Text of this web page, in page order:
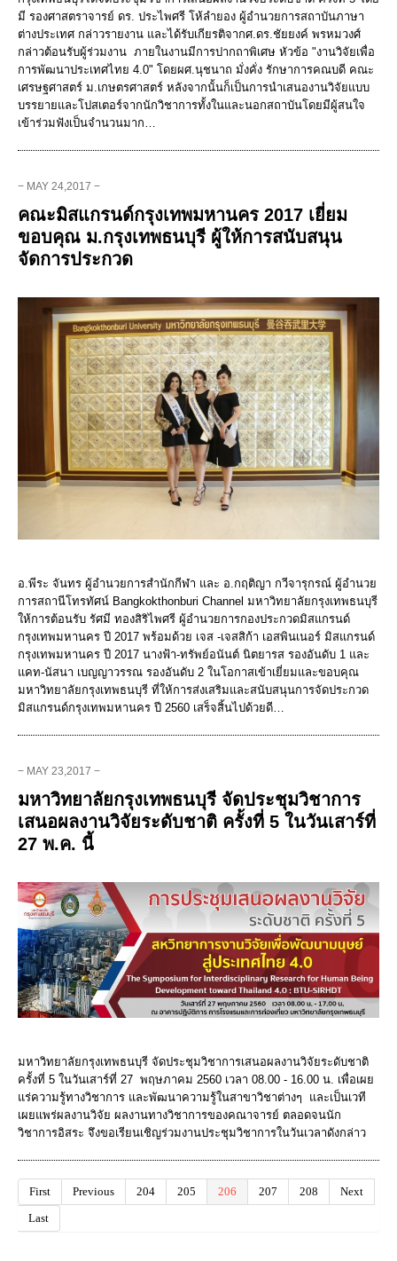
มี รองศาสตราจารย์ ดร. ประไพศรี โห้ลำยอง ผู้อำนวยการสถาบันภาษา
ต่างประเทศ กล่าวรายงาน และได้รับเกียรติจากศ.ดร.ชัยยงค์ พรหมวงศ์
กล่าวต้อนรับผู้ร่วมงาน ภายในงานมีการปากถาพิเศษ หัวข้อ "งานวิจัยเพื่อ
การพัฒนาประเทศไทย 4.0" โดยผศ.นุชนาถ มั่งคั่ง รักษาการคณบดี คณะ
เศรษฐศาสตร์ ม.เกษตรศาสตร์ หลังจากนั้นก็เป็นการนำเสนองานวิจัยแบบ
บรรยายและโปสเตอร์จากนักวิชาการทั้งในและนอกสถาบันโดยมีผู้สนใจ
เข้าร่วมฟังเป็นจำนวนมาก…
− MAY 24,2017 −
คณะมิสแกรนด์กรุงเทพมหานคร 2017 เยี่ยม
ขอบคุณ ม.กรุงเทพธนบุรี ผู้ให้การสนับสนุน
จัดการประกวด
อ.พีระ จันทร ผู้อำนวยการสำนักกีฬา และ อ.กฤติญา กวีจารุกรณ์ ผู้อำนวย
การสถานีโทรทัศน์ Bangkokthonburi Channel มหาวิทยาลัยกรุงเทพธนบุรี
ให้การต้อนรับ รัศมี ทองสิริไพศรี ผู้อำนวยการกองประกวดมิสแกรนด์
กรุงเทพมหานคร ปี 2017 พร้อมด้วย เจส -เจสสิก้า เอสพินเนอร์ มิสแกรนด์
กรุงเทพมหานคร ปี 2017 นางฟ้า-ทรัพย์อนันต์ นิตยารส รองอันดับ 1 และ
แคท-นัสนา เบญญาวรรณ รองอันดับ 2 ในโอกาสเข้าเยี่ยมและขอบคุณ
มหาวิทยาลัยกรุงเทพธนบุรี ที่ให้การส่งเสริมและสนับสนุนการจัดประกวด
มิสแกรนด์กรุงเทพมหานคร ปี 2560 เสร็จสิ้นไปด้วยดี…
− MAY 23,2017 −
มหาวิทยาลัยกรุงเทพธนบุรี จัดประชุมวิชาการ
เสนอผลงานวิจัยระดับชาติ ครั้งที่ 5 ในวันเสาร์ที่
27 พ.ค. นี้
มหาวิทยาลัยกรุงเทพธนบุรี จัดประชุมวิชาการเสนอผลงานวิจัยระดับชาติ
ครั้งที่ 5 ในวันเสาร์ที่ 27 พฤษภาคม 2560 เวลา 08.00 - 16.00 น. เพื่อเผย
แร่ความรู้ทางวิชาการ และพัฒนาความรู้ในสาขาวิชาต่างๆ และเป็นเวที
เผยแพร่ผลงานวิจัย ผลงานทางวิชาการของคณาจารย์ ตลอดจนนัก
วิชาการอิสระ จึงขอเรียนเชิญร่วมงานประชุมวิชาการในวันเวลาดังกล่าว
First Previous 204 205 206 207 208
Next
Last